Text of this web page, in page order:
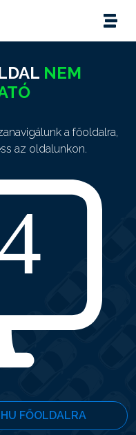
NEM
a főoldalra,
az oldalunkon.
FŐOLDALRA